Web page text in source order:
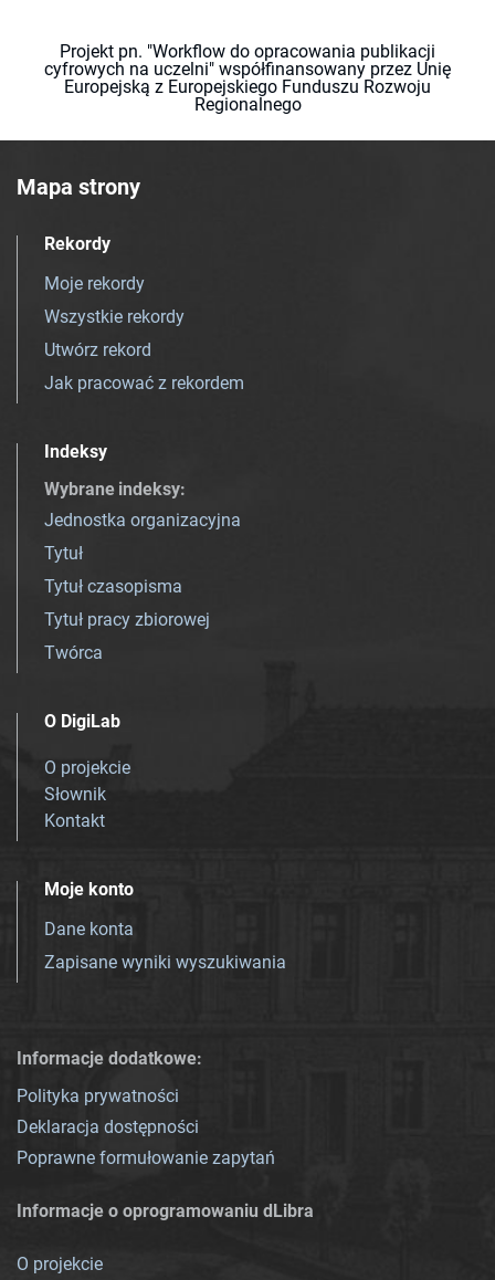
Projekt pn. "Workflow do opracowania publikacji
cyfrowych na uczelni" współfinansowany przez Unię
Europejską z Europejskiego Funduszu Rozwoju
Regionalnego
Mapa strony
Rekordy
Moje rekordy
Wszystkie rekordy
Utwórz rekord
Jak pracować z rekordem
Indeksy
Wybrane indeksy:
Jednostka organizacyjna
Tytuł
Tytuł czasopisma
Tytuł pracy zbiorowej
Twórca
O DigiLab
O projekcie
Słownik
Kontakt
Moje konto
Dane konta
Zapisane wyniki wyszukiwania
Informacje dodatkowe:
Polityka prywatności
Deklaracja dostępności
Poprawne formułowanie zapytań
Informacje o oprogramowaniu dLibra
O projekcie